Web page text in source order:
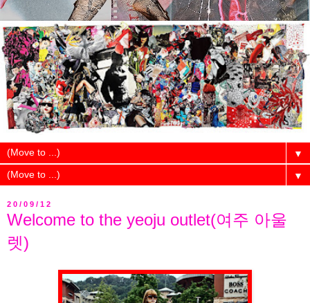
▼
▼
20/09/12
Welcome to the yeoju outlet(여주 아울
렛)